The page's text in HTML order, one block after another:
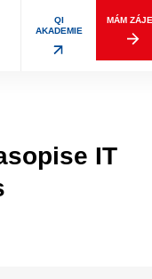
QI
AKADEMIE
MÁM
IT